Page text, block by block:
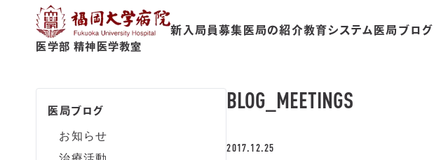
医学部 精神医学教室
新入局員募集 医局の紹介教育システム 医局ブログ
BLOG _MEETINGS
2017.12.25
医局ブログ
お知らせ